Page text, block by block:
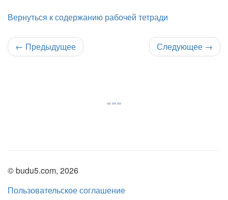
Вернуться к содержанию рабочей тетради
← Предыдущее Следующее →
© budu5.com, 2026
Пользовательское соглашение